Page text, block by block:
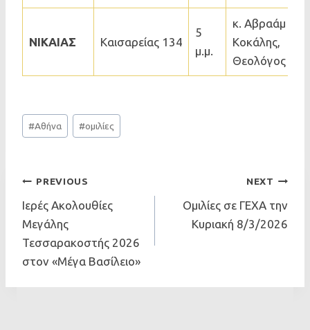
ΝΙΚΑΙΑΣ Καισαρείας 134
5
μ.μ.
κ. Αβραάμ
Κοκάλης,
Θεολόγος
Post
Tags:
#Αθήνα #ομιλίες
Πλοήγηση
Άρθρων
PREVIOUS
Ιερές Ακολουθίες
Μεγάλης
Τεσσαρακοστής 2026
στον «Μέγα Βασίλειο»
NEXT
Ομιλίες σε ΓΕΧΑ την
Κυριακή 8/3/2026